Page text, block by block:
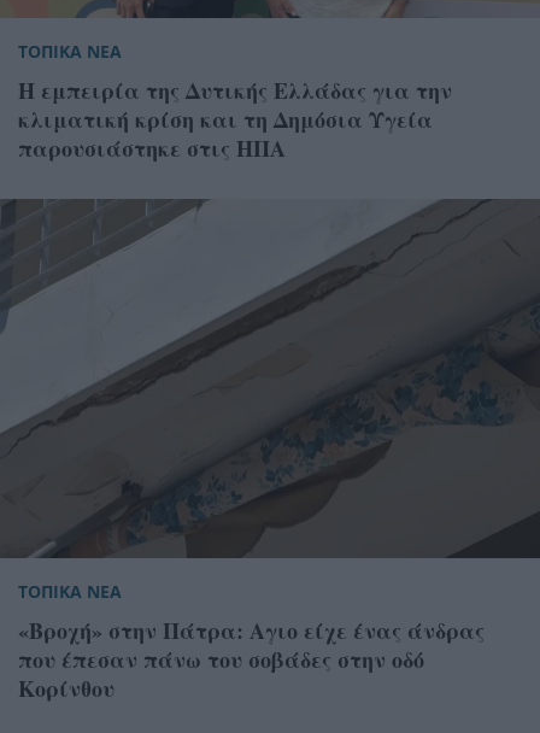
ΤΟΠΙΚΑ ΝΕΑ
Η εμπειρία της Δυτικής Ελλάδας για την
κλιματική κρίση και τη Δημόσια Υγεία
παρουσιάστηκε στις ΗΠΑ
ΤΟΠΙΚΑ ΝΕΑ
«Βροχή» στην Πάτρα: Αγιο είχε ένας άνδρας
που έπεσαν πάνω του σοβάδες στην οδό
Κορίνθου